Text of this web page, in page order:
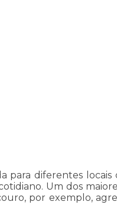
para diferentes locais
Um dos
por exemplo,